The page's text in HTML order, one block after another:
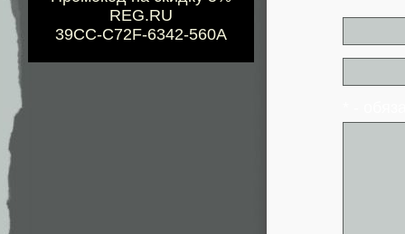
REG.RU
39CC-C72F-6342-560A